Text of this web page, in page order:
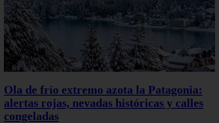
Ola de frío extremo azota la Patagonia:
alertas rojas, nevadas históricas y calles
congeladas